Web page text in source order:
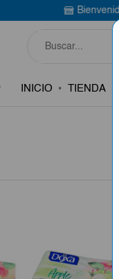
Bienvenido a Esencial Pack
INICIO TIENDA